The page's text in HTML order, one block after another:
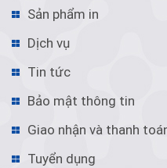
Sản phẩm in
Dịch vụ
Tin tức
Bảo mật thông tin
Giao nhận và thanh
Tuyển dụng